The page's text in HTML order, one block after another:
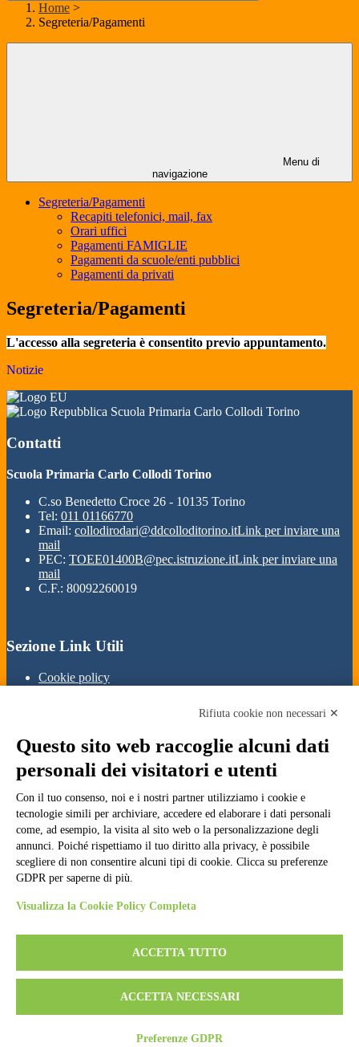
Home >
Segreteria/Pagamenti
Menu di
navigazione
Segreteria/Pagamenti
Recapiti telefonici, mail, fax
Orari uffici
Pagamenti FAMIGLIE
Pagamenti da scuole/enti pubblici
Pagamenti da privati
Segreteria/Pagamenti
L'accesso alla segreteria è consentito previo appuntamento.
Notizie
Scuola Primaria Carlo Collodi Torino
Contatti
Scuola Primaria Carlo Collodi Torino
C.so Benedetto Croce 26 - 10135 Torino
Tel: 011 01166770
Email: collodirodari@ddcolloditorino.itLink per inviare una
mail
PEC: TOEE01400B@pec.istruzione.itLink per inviare una
mail
C.F.: 80092260019
Sezione Link Utili
Cookie policy
Ufficio Relazioni con il Pubblico
Obiettivi di accessibilità
Whistleblowing
Gestione consensi cookie
Amministrazione trasparente
Pagina visualizzata5273 volte
Sezione Copyright
Parma S.p.A. | Divisione Publishing & New Social Media
Rifiuta cookie non necessari ✕
Questo sito web raccoglie alcuni dati
personali dei visitatori e utenti
Con il tuo consenso, noi e i nostri partner utilizziamo i cookie e
tecnologie simili per archiviare, accedere ed elaborare i dati personali
come, ad esempio, la visita al sito web o la personalizzazione degli
annunci. Poiché rispettiamo il tuo diritto alla privacy, è possibile
scegliere di non consentire alcuni tipi di cookie. Clicca su preferenze
GDPR per saperne di più.
Visualizza la Cookie Policy Completa
ACCETTA TUTTO
ACCETTA NECESSARI
Preferenze GDPR